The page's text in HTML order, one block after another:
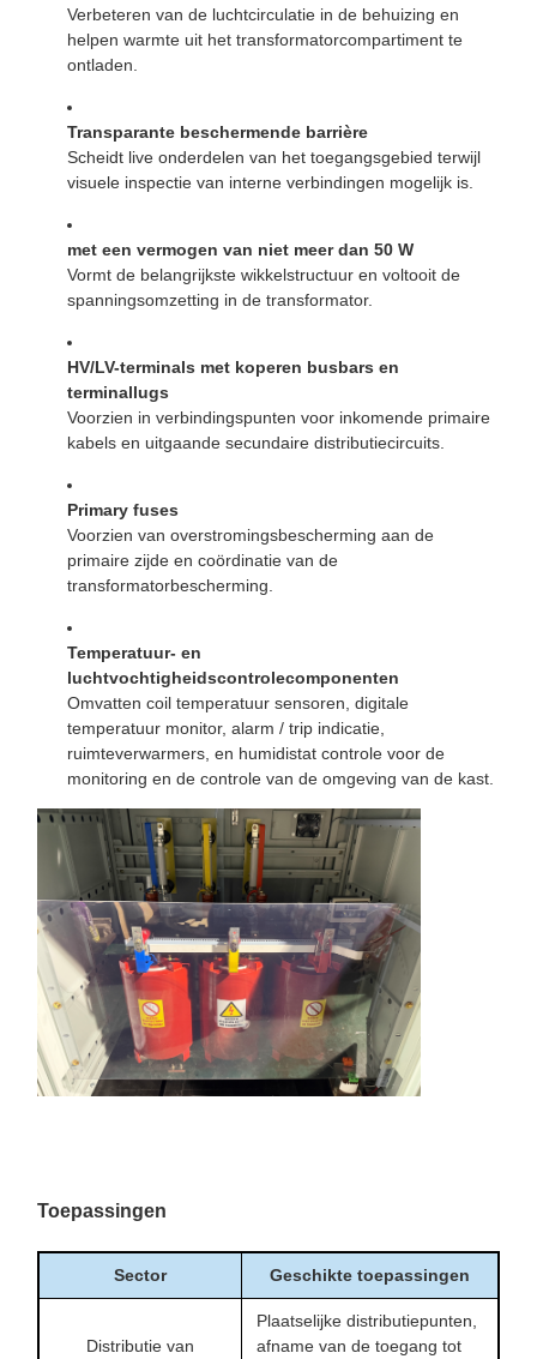
Verbeteren van de luchtcirculatie in de behuizing en
helpen warmte uit het transformatorcompartiment te
ontladen.
Transparante beschermende barrière
Scheidt live onderdelen van het toegangsgebied terwijl
visuele inspectie van interne verbindingen mogelijk is.
met een vermogen van niet meer dan 50 W
Vormt de belangrijkste wikkelstructuur en voltooit de
spanningsomzetting in de transformator.
HV/LV-terminals met koperen busbars en
terminallugs
Voorzien in verbindingspunten voor inkomende primaire
kabels en uitgaande secundaire distributiecircuits.
Primary fuses
Voorzien van overstromingsbescherming aan de
primaire zijde en coördinatie van de
transformatorbescherming.
Temperatuur- en
luchtvochtigheidscontrolecomponenten
Omvatten coil temperatuur sensoren, digitale
temperatuur monitor, alarm / trip indicatie,
ruimteverwarmers, en humidistat controle voor de
monitoring en de controle van de omgeving van de kast.
Toepassingen
Sector Geschikte toepassingen
Distributie van
Plaatselijke distributiepunten,
afname van de toegang tot